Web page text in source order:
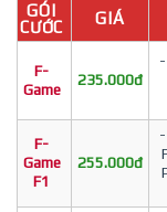
GÓI
CƯỚC
GIÁ
F-
Game
235.000đ
F-
Game
F1
255.000đ